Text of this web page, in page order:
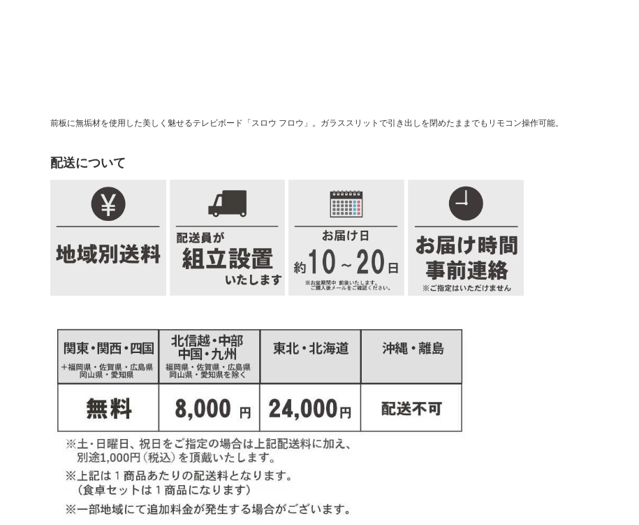
前板に無垢材を使用した美しく魅せるテレビボード「スロウ フロウ」。ガラススリットで引き出しを閉めたままでもリモコン操作可能。
配送について